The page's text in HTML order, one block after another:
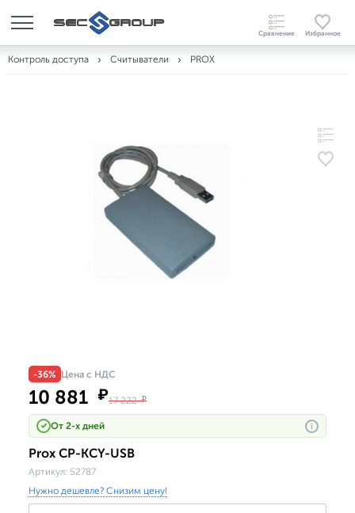
Контроль доступа Считыватели PROX
-36% Цена с НДС
10 881 ₽17 222₽
От 2-х дней i
Prox CP-KCY-USB
Артикул: 52787
Нужно дешевле? Снизим цену!